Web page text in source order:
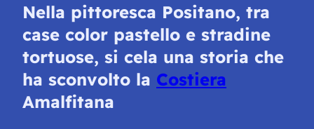
Nella pittoresca Positano, tra
case color pastello e stradine
tortuose, si cela una storia che
ha sconvolto la Costiera
Amalfitana